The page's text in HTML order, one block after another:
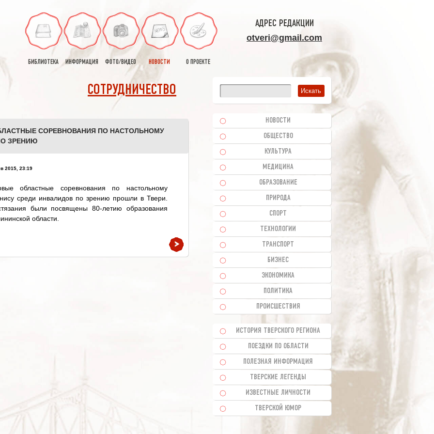
БИБЛИОТЕКА ИНФОРМАЦИЯ ФОТО/ВИДЕО НОВОСТИ О ПРОЕКТЕ
АДРЕС РЕДАКЦИИ
otveri@gmail.com
СОТРУДНИЧЕСТВО
СОРЕВНОВАНИЯ ПО НАСТОЛЬНОМУ
ЗРЕНИЮ
2015, 23:19
областные соревнования по настольному
среди инвалидов по зрению прошли в Твери.
были посвящены 80-летию образования
области.
НОВОСТИ
ОБЩЕСТВО
КУЛЬТУРА
МЕДИЦИНА
ОБРАЗОВАНИЕ
ПРИРОДА
СПОРТ
ТЕХНОЛОГИИ
ТРАНСПОРТ
БИЗНЕС
ЭКОНОМИКА
ПОЛИТИКА
ПРОИСШЕСТВИЯ
ИСТОРИЯ ТВЕРСКОГО РЕГИОНА
ПОЕЗДКИ ПО ОБЛАСТИ
ПОЛЕЗНАЯ ИНФОРМАЦИЯ
ТВЕРСКИЕ ЛЕГЕНДЫ
ИЗВЕСТНЫЕ ЛИЧНОСТИ
ТВЕРСКОЙ ЮМОР